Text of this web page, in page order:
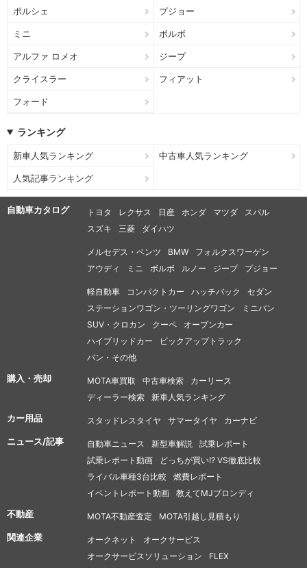
ポルシェ プジョー
ミニ ボルボ
アルファ ロメオ ジープ
クライスラー フィアット
フォード
ランキング
新車人気ランキング 中古車人気ランキング
人気記事ランキング
自動車カタログ トヨタ レクサス 日産 ホンダ マツダ
スバル
スズキ
三菱 ダイハツ
メルセデス・ベンツ BMW
フォルクスワーゲン
アウディ
ミニ ボルボ ルノー ジープ プジョー
軽自動車 コンパクトカー ハッチバック
セダン
ステーションワゴン・ツーリングワゴン
ミニバン
SUV・クロカン
クーペ
オープンカー
ハイブリッドカー
ピックアップトラック
バン・その他
購入・売却 MOTA車買取 中古車検索
カーリース
ディーラー検索
新車人気ランキング
カー用品 スタッドレスタイヤ サマータイヤ カーナビ
ニュース/記事 自動車ニュース 新型車解説
試乗レポート
試乗レポート動画
どっちが買い!? VS徹底比較
ライバル車種3台比較
燃費レポート
イベントレポート動画
教えてMJブロンディ
不動産 MOTA不動産査定 MOTA引越し見積もり
関連企業 オークネット
オークサービス
オークサービスソリューション
FLEX